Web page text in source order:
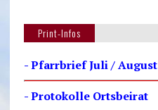
Print-Infos
- Pfarrbrief Juli / August
- Protokolle Ortsbeirat